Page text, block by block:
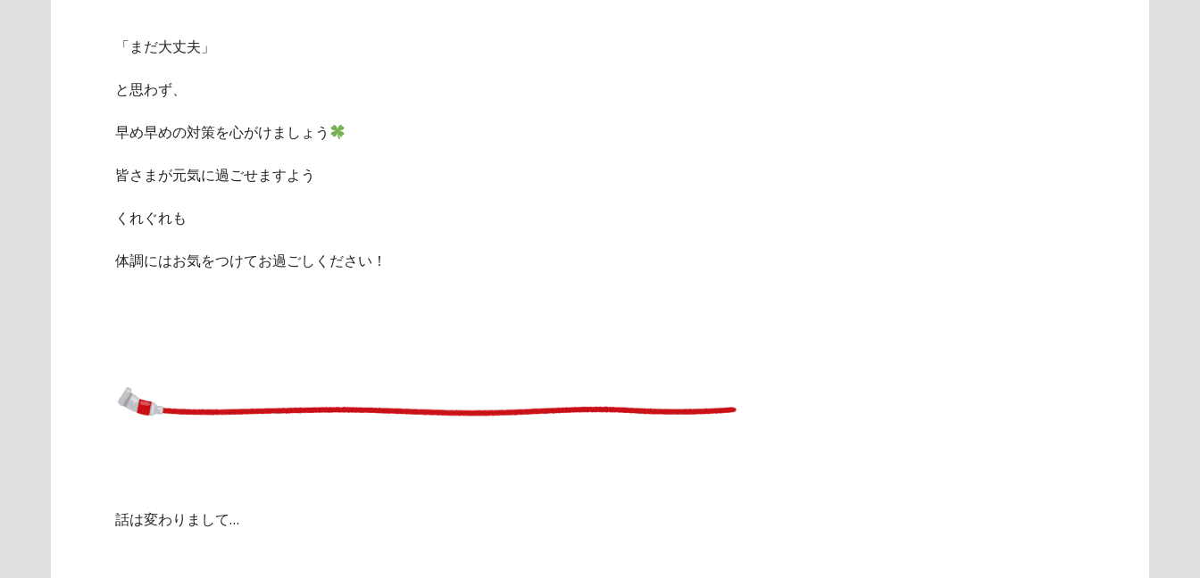
「まだ大丈夫」
と思わず、
早め早めの対策を心がけましょう
皆さまが元気に過ごせますよう
くれぐれも
体調にはお気をつけてお過ごしください！
話は変わりまして…